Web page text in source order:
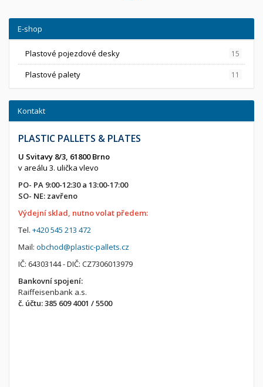
E-shop
Plastové pojezdové desky 15
Plastové palety 11
Kontakt
PLASTIC PALLETS & PLATES
U Svitavy 8/3, 61800 Brno
v areálu 3. ulička vlevo
PO- PA 9:00-12:30 a 13:00-17:00
SO- NE: zavřeno
Výdejní sklad, nutno volat předem:
Tel. +420 545 213 472
Mail: obchod@plastic-pallets.cz
IČ: 64303144 - DIČ: CZ7306013979
Bankovní spojení:
Raiffeisenbank a.s.
č. účtu: 385 609 4001 / 5500